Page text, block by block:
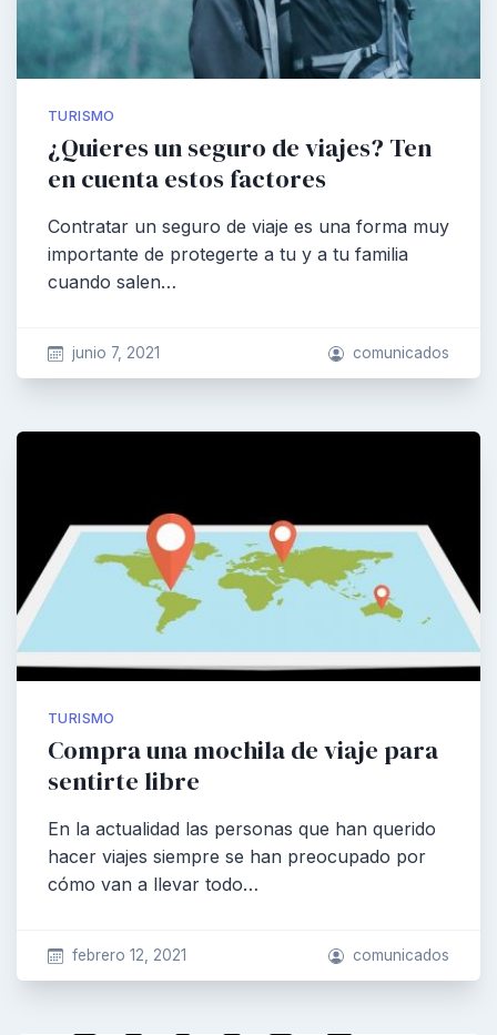
TURISMO
¿Quieres un seguro de viajes? Ten
en cuenta estos factores
Contratar un seguro de viaje es una forma muy
importante de protegerte a tu y a tu familia
cuando salen…
junio 7, 2021 comunicados
TURISMO
Compra una mochila de viaje para
sentirte libre
En la actualidad las personas que han querido
hacer viajes siempre se han preocupado por
cómo van a llevar todo…
febrero 12, 2021 comunicados